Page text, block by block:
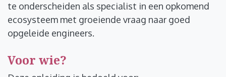
te onderscheiden als specialist in een opkomend
ecosysteem met groeiende vraag naar goed
opgeleide engineers.
Voor wie?